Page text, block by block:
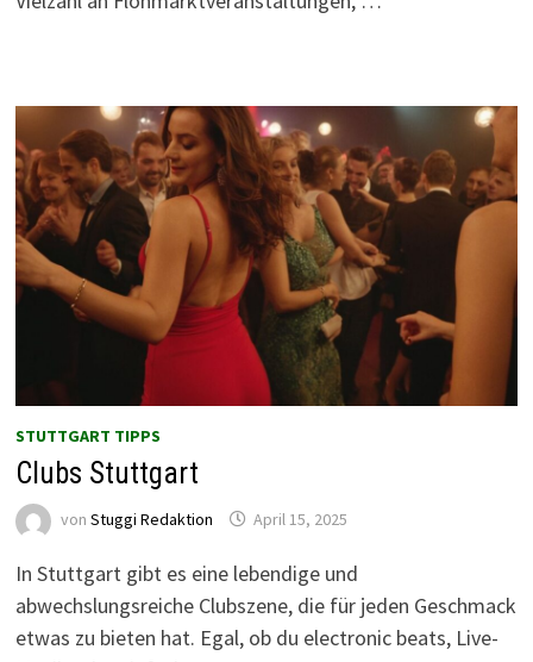
STUTTGART TIPPS
Clubs Stuttgart
von Stuggi Redaktion April 15, 2025
In Stuttgart gibt es eine lebendige und
abwechslungsreiche Clubszene, die für jeden Geschmack
etwas zu bieten hat. Egal, ob du electronic beats, Live-